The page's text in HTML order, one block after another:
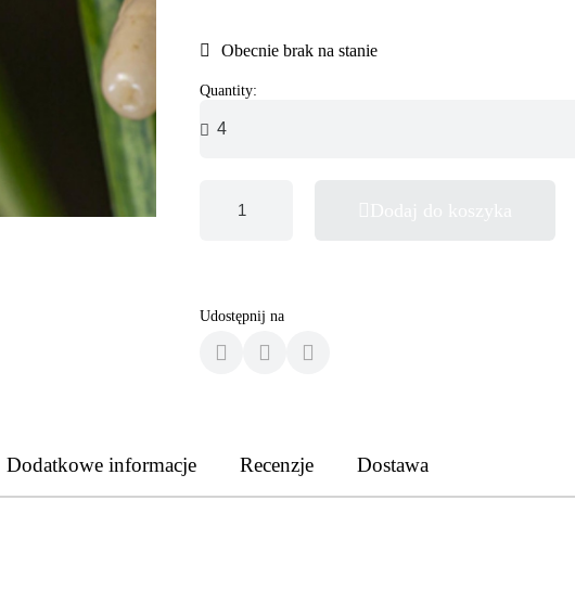
Obecnie brak na stanie
Quantity:
Udostępnij na
Dodatkowe informacje Recenzje Dostawa